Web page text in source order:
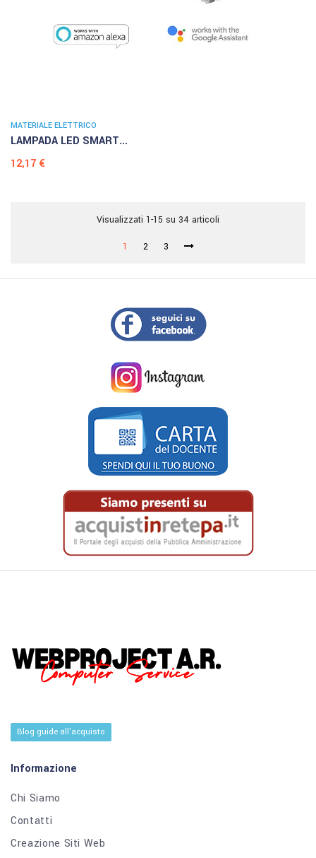
MATERIALE ELETTRICO
LAMPADA LED SMART...
Prezzo
12,17 €
Visualizzati 1-15 su 34 articoli
1 2 3
Blog guide all'acquisto
Informazione
Chi Siamo
Contatti
Creazione Siti Web